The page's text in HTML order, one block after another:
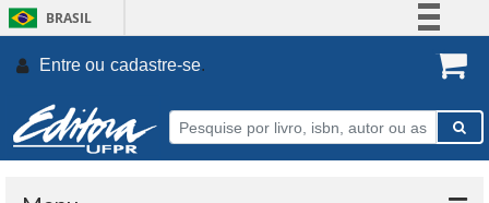
BRASIL
Participe
Entre ou cadastre-se.